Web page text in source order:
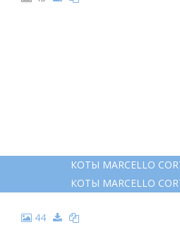
КОТЫ MARCELLO
КОТЫ MARCELLO
44